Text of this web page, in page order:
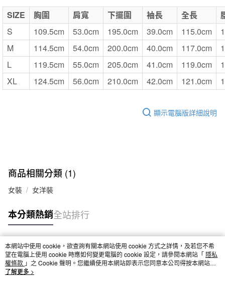
無印良品門市自取
免運費
SIZE 胸圍 肩寬 下擺圍 袖長 全長
S
109.5cm 53.0cm 195.0cm 39.0cm 115.0cm
M
114.5cm 54.0cm 200.0cm 40.0cm 117.0cm
L
119.5cm 55.0cm 205.0cm 41.0cm 119.0cm
XL
124.5cm 56.0cm 210.0cm 42.0cm 121.0cm
顯示電腦版詳細說明
商品相關分類 (1)
女裝 女洋裝
本分類熱銷全站排行
熱門標籤
本網站中使用 cookie，欲查詢有關本網站使用 cookie 方式之詳情，及若您不希
望在電腦上使用 cookie 時應如何變更電腦的 cookie 設定，請參閱本網站「 隱私
權條款 」之 Cookie 聲明。您繼續使用本網站即表示您同意本公司得按本網站使
用條款之 Cookie 聲明使用 cookie。
了解更多 >